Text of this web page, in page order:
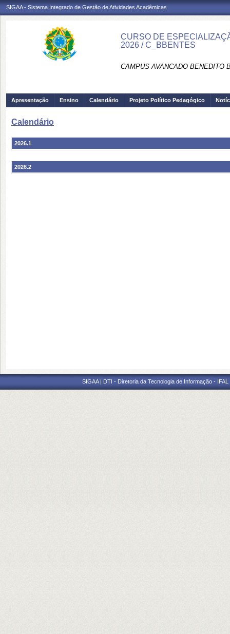
SIGAA - Sistema Integrado de Gestão de Atividades Acadêmicas
CURSO DE
2026 / C_BBENTES
CAMPUS AVANCADO BENEDITO
Apresentação Ensino Calendário Projeto Político Pedagógico
Calendário
2026.1
2026.2
SIGAA | DTI - Diretoria da Tecnologia de Informação -